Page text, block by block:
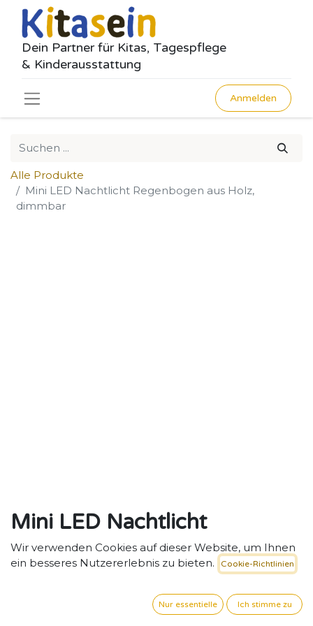
Dein Partner für Kitas, Tagespflege
& Kinderausstattung
Anmelden
Alle Produkte
Mini LED Nachtlicht Regenbogen aus Holz,
dimmbar
Mini LED Nachtlicht
Regenbogen aus Holz,
dimmbar
Sanftes Licht für Struktur und Geborgenheit –
dimmbares Regenbogen-Nachtlicht.
Wir verwenden Cookies auf dieser Website, um Ihnen
ein besseres Nutzererlebnis zu bieten.
Cookie-Richtlinien
Nur essentielle Ich stimme zu